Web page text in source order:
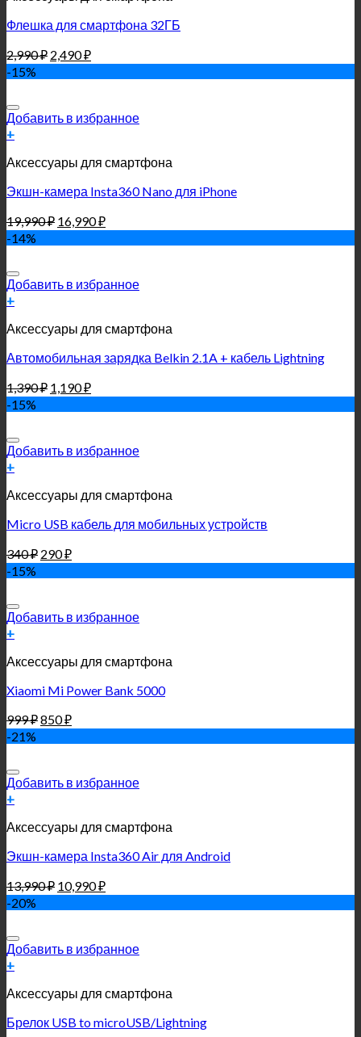
Флешка для смартфона 32ГБ
2,990₽ 2,490₽
-15%
Добавить в избранное
+
Аксессуары для смартфона
Экшн-камера Insta360 Nano для iPhone
19,990₽ 16,990₽
-14%
Добавить в избранное
+
Аксессуары для смартфона
Автомобильная зарядка Belkin 2.1A + кабель Lightning
1,390₽ 1,190₽
-15%
Добавить в избранное
+
Аксессуары для смартфона
Micro USB кабель для мобильных устройств
340₽ 290₽
-15%
Добавить в избранное
+
Аксессуары для смартфона
Xiaomi Mi Power Bank 5000
999₽850₽
-21%
Добавить в избранное
+
Аксессуары для смартфона
Экшн-камера Insta360 Air для Android
13,990₽ 10,990₽
-20%
Добавить в избранное
+
Аксессуары для смартфона
Брелок USB to microUSB/Lightning